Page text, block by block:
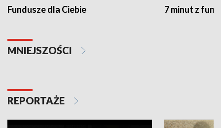
Fundusze dla Ciebie 7 minut z
MNIEJSZOŚCI
REPORTAŻE